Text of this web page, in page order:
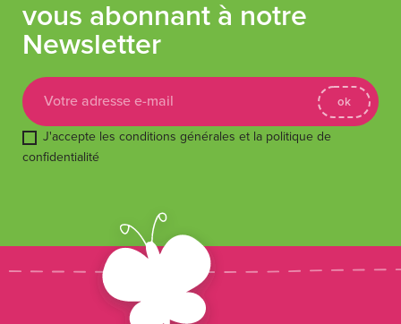
vous abonnant à notre
Newsletter
J'accepte les conditions générales et la politique de
confidentialité